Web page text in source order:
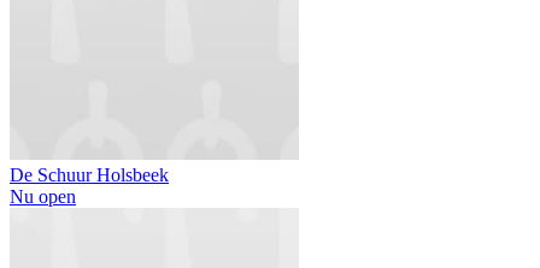
De Schuur Holsbeek
Nu open